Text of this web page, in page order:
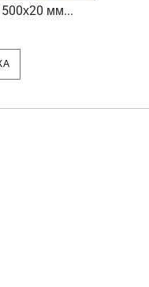
мм...